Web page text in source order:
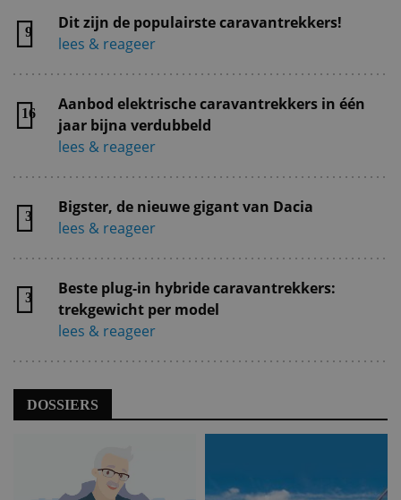
9
Dit zijn de populairste caravantrekkers!
lees & reageer
16
Aanbod elektrische caravantrekkers in één
jaar bijna verdubbeld
lees & reageer
3
Bigster, de nieuwe gigant van Dacia
lees & reageer
3
Beste plug-in hybride caravantrekkers:
trekgewicht per model
lees & reageer
DOSSIERS